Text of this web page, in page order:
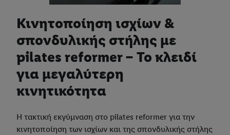
Κινητοποίηση ισχίων &
σπονδυλικής στήλης με
pilates reformer – Το κλειδί
για μεγαλύτερη
κινητικότητα
Η τακτική εκγύμναση στο pilates reformer για την
κινητοποίηση των ισχίων και της σπονδυλικής στήλης